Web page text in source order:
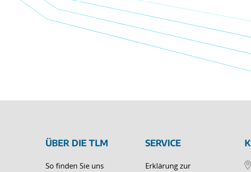
ÜBER DIE TLM
So finden Sie uns
SERVICE
Erklärung zur